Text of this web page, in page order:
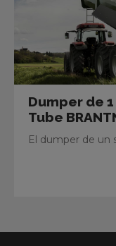
Dumper de
Tube
El dumper de un